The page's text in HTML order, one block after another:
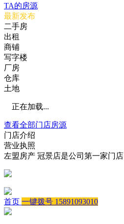
TA的房源
最新发布
二手房
出租
商铺
写字楼
厂房
仓库
土地
正在加载...
查看全部门店房源
门店介绍
营业执照
左盟房产 冠景店是公司第一家门店
首页 一键拨号 15891093010